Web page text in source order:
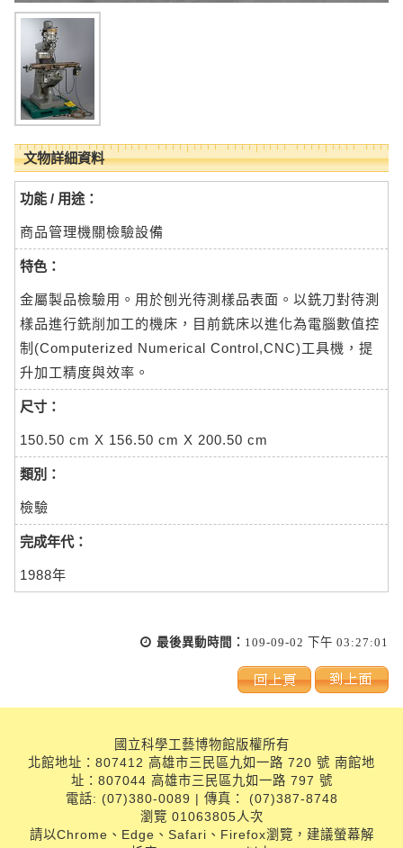
文物詳細資料
功能 / 用途：
商品管理機關檢驗設備
特色：
金屬製品檢驗用。用於刨光待測樣品表面。以銑刀對待測
樣品進行銑削加工的機床，目前銑床以進化為電腦數值控
制(Computerized Numerical Control,CNC)工具機，提
升加工精度與效率。
尺寸：
150.50 cm X 156.50 cm X 200.50 cm
類別：
檢驗
完成年代：
1988年
最後異動時間： 109-09-02 下午 03:27:01
國立科學工藝博物館版權所有
北館地址：807412 高雄市三民區九如一路 720 號 南館地
址：807044 高雄市三民區九如一路 797 號
電話: (07)380-0089 | 傳真： (07)387-8748
瀏覽 01063805人次
請以Chrome、Edge、Safari、Firefox瀏覽，建議螢幕解